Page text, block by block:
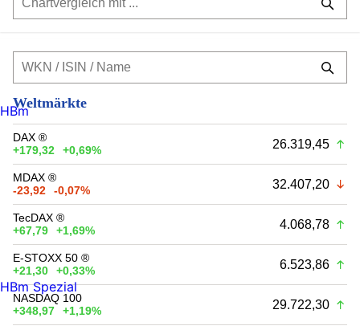
Weltmärkte
DAX ®
+179,32
+0,69% 26.319,45
MDAX ®
-23,92
-0,07% 32.407,20
TecDAX ®
+67,79
+1,69% 4.068,78
E-STOXX 50 ®
+21,30
+0,33% 6.523,86
NASDAQ 100
+348,97
+1,19% 29.722,30
HBm
HBm Spezial